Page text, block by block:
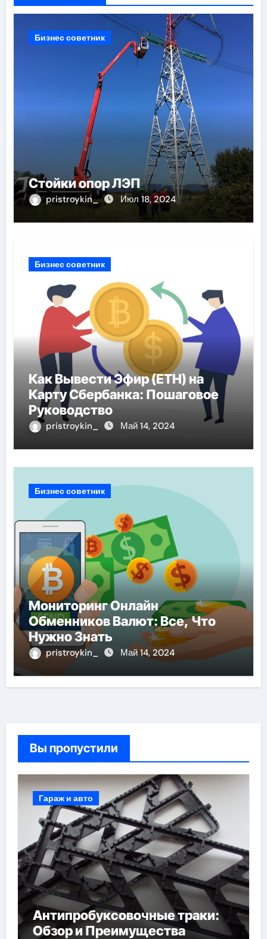
Бизнес советник
Стойки опор ЛЭП
pristroykin_ Июл 18, 2024
Бизнес советник
Как Вывести Эфир (ETH) на
Карту Сбербанка: Пошаговое
Руководство
pristroykin_ Май 14, 2024
Бизнес советник
Мониторинг Онлайн
Обменников Валют: Все, Что
Нужно Знать
pristroykin_ Май 14, 2024
Вы пропустили
Гараж и авто
Антипробуксовочные траки:
Обзор и Преимущества